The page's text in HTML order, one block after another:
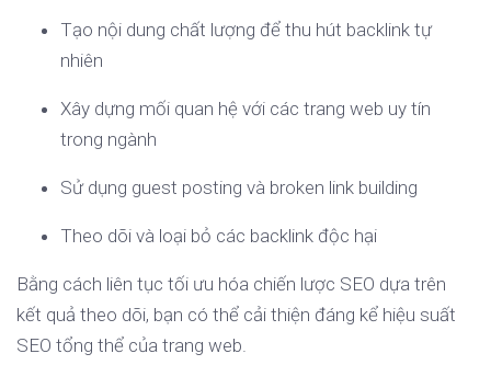
Tạo nội dung chất lượng để thu hút backlink tự
nhiên
Xây dựng mối quan hệ với các trang web uy tín
trong ngành
Sử dụng guest posting và broken link building
Theo dõi và loại bỏ các backlink độc hại
Bằng cách liên tục tối ưu hóa chiến lược SEO dựa trên
kết quả theo dõi, bạn có thể cải thiện đáng kể hiệu suất
SEO tổng thể của trang web.